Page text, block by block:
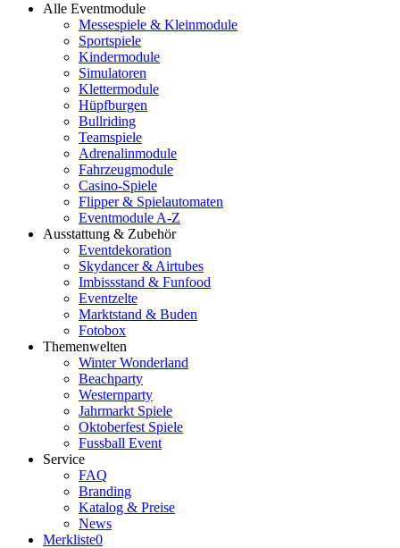
Alle Eventmodule
Messespiele & Kleinmodule
Sportspiele
Kindermodule
Simulatoren
Klettermodule
Hüpfburgen
Bullriding
Teamspiele
Adrenalinmodule
Fahrzeugmodule
Casino-Spiele
Flipper & Spielautomaten
Eventmodule A-Z
Ausstattung & Zubehör
Eventdekoration
Skydancer & Airtubes
Imbissstand & Funfood
Eventzelte
Marktstand & Buden
Fotobox
Themenwelten
Winter Wonderland
Beachparty
Westernparty
Jahrmarkt Spiele
Oktoberfest Spiele
Fussball Event
Service
FAQ
Branding
Katalog & Preise
News
Merkliste0